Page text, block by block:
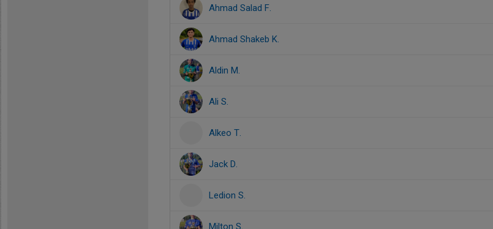
Ahmad Salad F.
Ahmad Shakeb K.
Aldin M.
Ali S.
Alkeo T.
Jack D.
Ledion S.
Milton S.